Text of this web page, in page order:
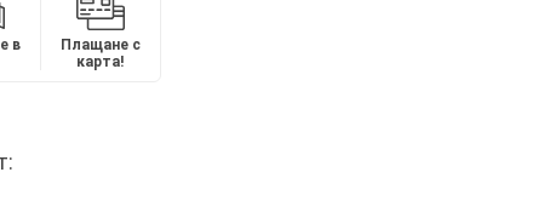
в
Плащане с
карта!